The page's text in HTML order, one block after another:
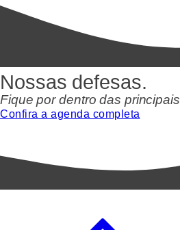
Nossas defesas.
Fique por dentro das
Confira a agenda completa